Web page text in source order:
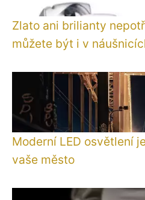
Zlato ani brilianty
můžete být i v
Moderní LED osvětlení
vaše město